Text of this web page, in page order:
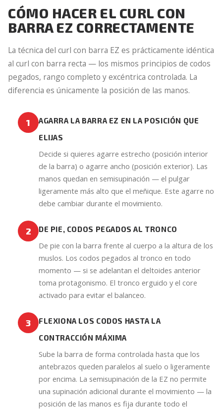
CÓMO HACER EL CURL CON
BARRA EZ CORRECTAMENTE
La técnica del curl con barra EZ es prácticamente idéntica
al curl con barra recta — los mismos principios de codos
pegados, rango completo y excéntrica controlada. La
diferencia es únicamente la posición de las manos.
1
AGARRA LA BARRA EZ EN LA POSICIÓN QUE
ELIJAS
Decide si quieres agarre estrecho (posición interior
de la barra) o agarre ancho (posición exterior). Las
manos quedan en semisupinación — el pulgar
ligeramente más alto que el meñique. Este agarre no
debe cambiar durante el movimiento.
2 DE PIE, CODOS PEGADOS AL TRONCO
De pie con la barra frente al cuerpo a la altura de los
muslos. Los codos pegados al tronco en todo
momento — si se adelantan el deltoides anterior
toma protagonismo. El tronco erguido y el core
activado para evitar el balanceo.
3
FLEXIONA LOS CODOS HASTA LA
CONTRACCIÓN MÁXIMA
Sube la barra de forma controlada hasta que los
antebrazos queden paralelos al suelo o ligeramente
por encima. La semisupinación de la EZ no permite
una supinación adicional durante el movimiento — la
posición de las manos es fija durante todo el